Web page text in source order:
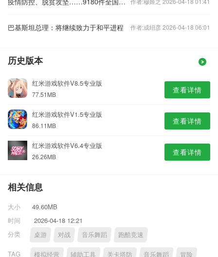
巴基斯坦总理：将继续致力于和平进程 作者:成绍彦 2026-04-18 06:01
历史版本
红米游戏软件V8.5专业版
77.51MB 查看详情
红米游戏软件V1.5专业版
86.11MB 查看详情
红米游戏软件V6.4专业版
26.26MB 查看详情
相关信息
大小
49.60MB
时间
2026-04-18 12:21
分类
桌游 对战 音乐舞蹈 跑酷竞速
TAG 模拟经营 辅助工具 关卡塔防 音乐舞蹈 冒险